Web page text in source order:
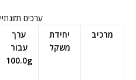
ערכים
מרכיב
יחידת
משקל
ערך
עבור
100.0g